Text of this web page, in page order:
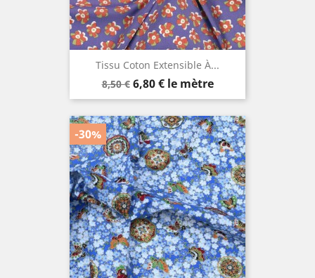
Tissu Coton Extensible À...
Prix
de
8,50 € Prix
6,80 € le mètre
-30%